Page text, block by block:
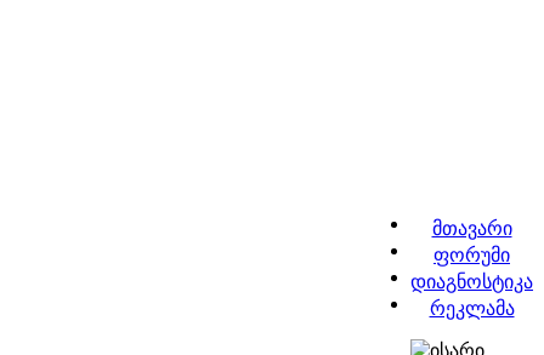
მთავარი
ფორუმი
დიაგნოსტიკა
რეკლამა